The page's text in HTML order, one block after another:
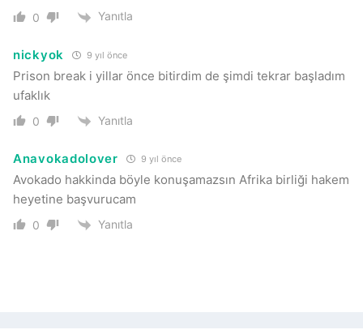
0 Yanıtla
nickyok 9 yıl önce
Prison break i yillar önce bitirdim de şimdi tekrar başladım
ufaklık
0 Yanıtla
Anavokadolover 9 yıl önce
Avokado hakkinda böyle konuşamazsın Afrika birliği hakem
heyetine başvurucam
0 Yanıtla